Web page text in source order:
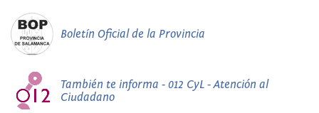
Boletín Oficial de la Provincia
También te informa - 012 CyL - Atención al
Ciudadano